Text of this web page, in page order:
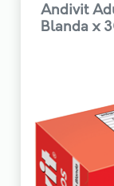
Andivit
Blanda x